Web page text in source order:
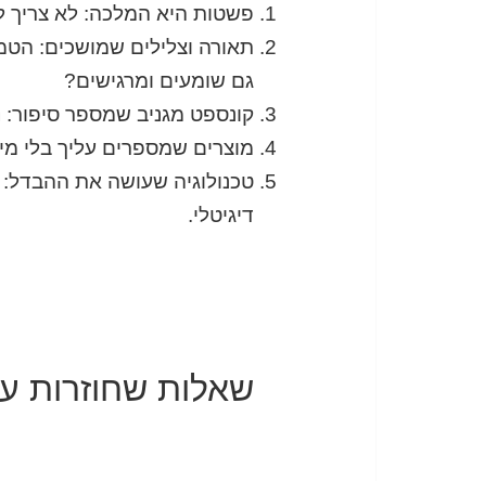
פשטות היא המלכה: לא צריך
תאורה וצלילים שמושכים:
גם שומעים ומרגישים?
קונספט מגניב שמספר סיפור:
מוצרים שמספרים עליך בלי
דיגיטלי.
שאלות שחוזרות